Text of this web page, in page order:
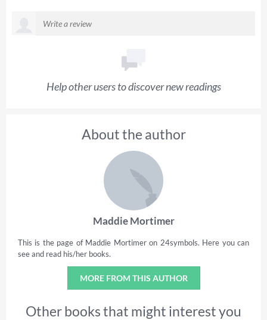
Help other users to discover new readings
About the author
Maddie Mortimer
This is the page of Maddie Mortimer on 24symbols. Here you can
see and read his/her books.
MORE FROM THIS AUTHOR
Other books that might interest you